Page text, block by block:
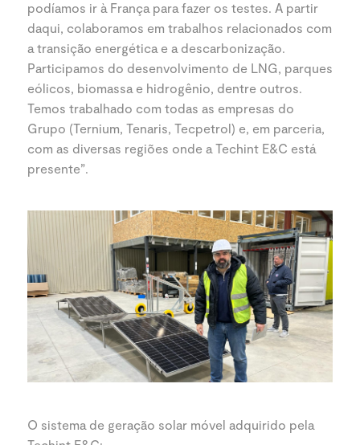
podíamos ir à França para fazer os testes. A partir
daqui, colaboramos em trabalhos relacionados com
a transição energética e a descarbonização.
Participamos do desenvolvimento de LNG, parques
eólicos, biomassa e hidrogênio, dentre outros.
Temos trabalhado com todas as empresas do
Grupo (Ternium, Tenaris, Tecpetrol) e, em parceria,
com as diversas regiões onde a Techint E&C está
presente”.
O sistema de geração solar móvel adquirido pela